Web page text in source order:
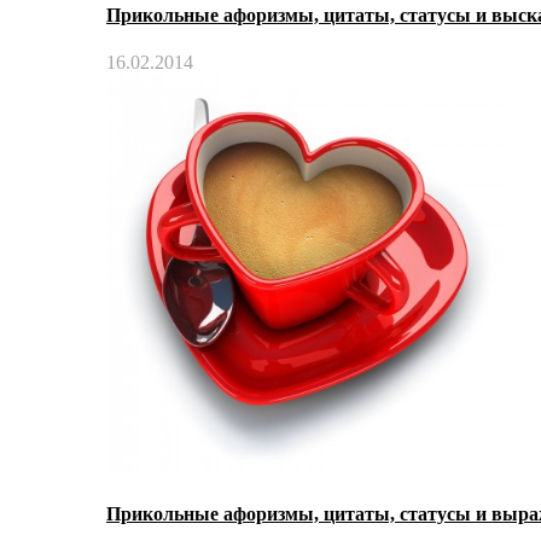
Прикольные афоризмы, цитаты, статусы и
16.02.2014
Прикольные афоризмы, цитаты, статусы и